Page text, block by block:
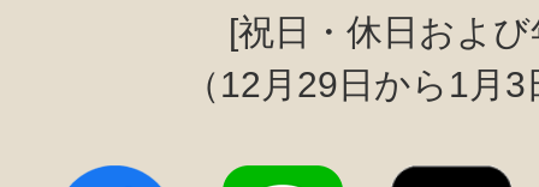
[祝日・休日およ
（12月29日から1月